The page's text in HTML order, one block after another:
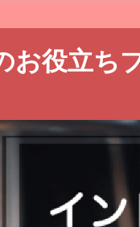
お役立ち